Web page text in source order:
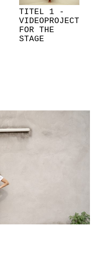
TITEL 1 -
VIDEOPROJECT
FOR THE
STAGE